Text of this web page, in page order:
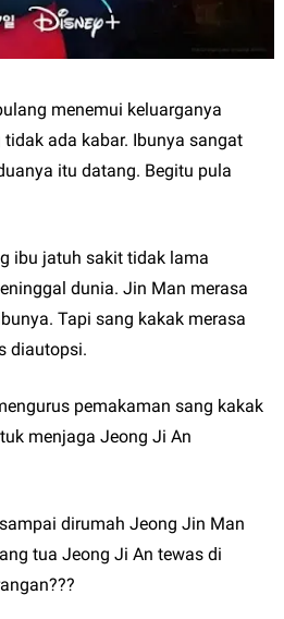
menemui keluarganya
ada kabar. Ibunya sangat
itu datang. Begitu pula
ibu jatuh sakit tidak lama
dunia. Jin Man merasa
Tapi sang kakak merasa
diautopsi.
pemakaman sang kakak
menjaga Jeong Ji An
dirumah Jeong Jin Man
tua Jeong Ji An tewas di